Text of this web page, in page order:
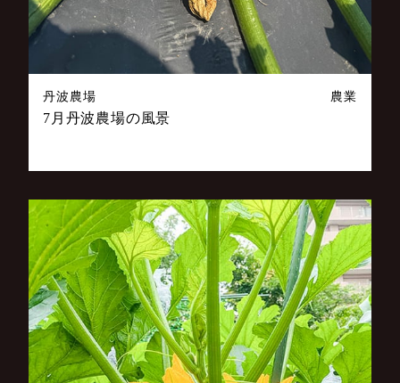
丹波農場 農業
7月丹波農場の風景